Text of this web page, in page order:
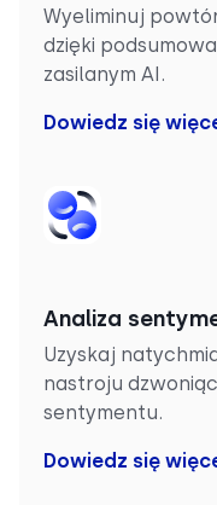
Wyeliminuj
dzięki
zasilanym AI.
Dowiedz się
Analiza
Uzyskaj
nastroju
sentymentu.
Dowiedz się